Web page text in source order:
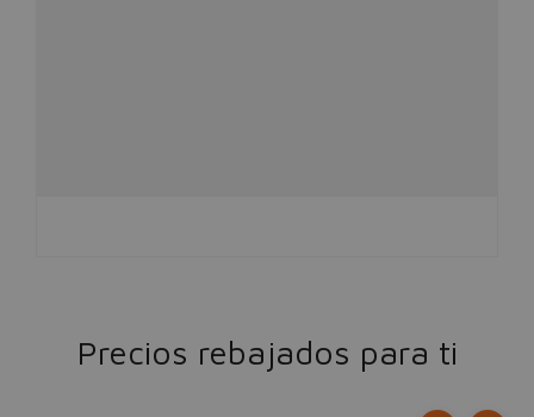
Precios rebajados para ti